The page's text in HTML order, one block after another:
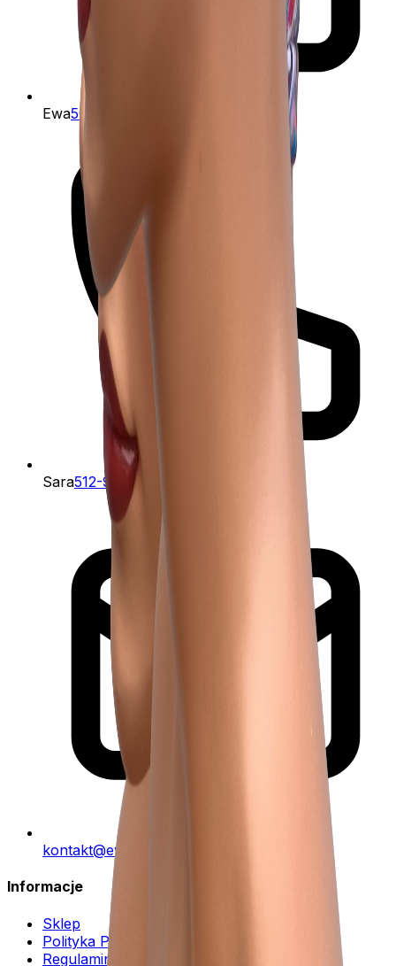
Ewa505-133-352
Sara512-945-953
kontakt@eva-d.pl
Informacje
Sklep
Polityka Prywatności
Regulamin Sklepu